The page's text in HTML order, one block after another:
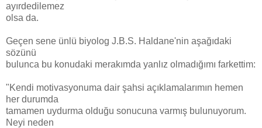
ayırdedilemez
olsa da.
Geçen sene ünlü biyolog J.B.S. Haldane'nin aşağıdaki
sözünü
bulunca bu konudaki merakımda yanlız olmadığımı farkettim:
"Kendi motivasyonuma dair şahsi açıklamalarımın hemen
her durumda
tamamen uydurma olduğu sonucuna varmış bulunuyorum.
Neyi neden